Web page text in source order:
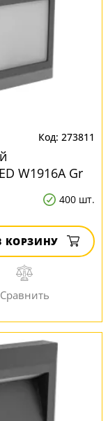
273811
W1916A Gr
400 шт.
КОРЗИНУ